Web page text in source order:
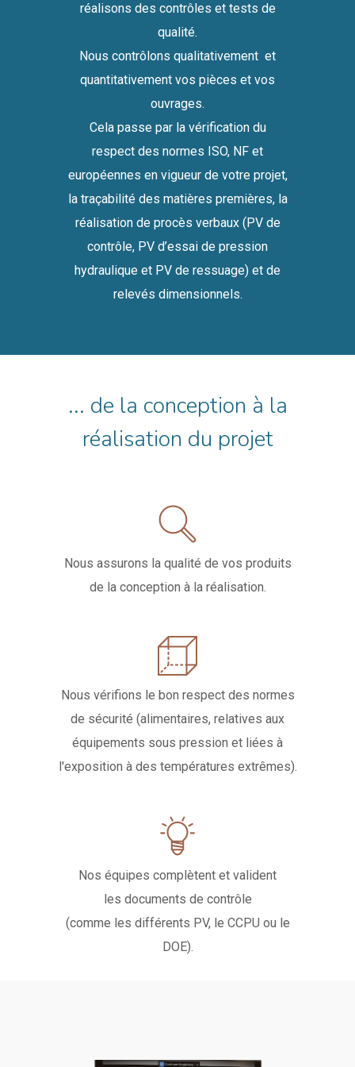
réalisons des contrôles et tests de
qualité.
Nous contrôlons qualitativement et
quantitativement vos pièces et vos
ouvrages.
Cela passe par la vérification du
respect des normes ISO, NF et
européennes en vigueur de votre projet,
la traçabilité des matières premières, la
réalisation de procès verbaux (PV de
contrôle, PV d’essai de pression
hydraulique et PV de ressuage) et de
relevés dimensionnels.
... de la conception à la
réalisation du projet
Nous assurons la qualité de vos produits
de la conception à la réalisation.
Nous vérifions le bon respect des normes
de sécurité (alimentaires, relatives aux
équipements sous pression et liées à
l'exposition à des températures extrêmes).
Nos équipes complètent et valident
les documents de contrôle
(comme les différents PV, le CCPU ou le
DOE).